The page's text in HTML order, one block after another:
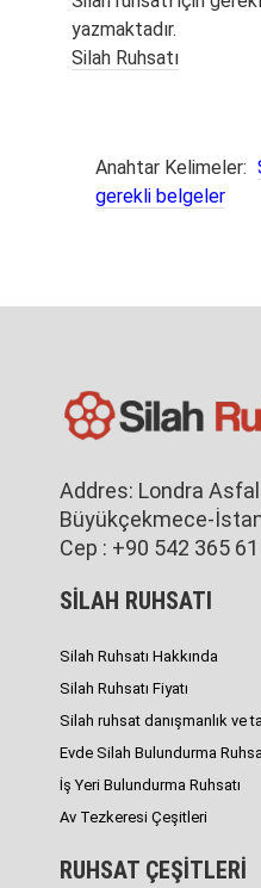
yazmaktadır.
Silah Ruhsatı
Anahtar Kelimeler:
gerekli belgeler
Addres: Londra
Büyükçekmece-
Cep : +90 542 365
SİLAH RUHSATI
Silah Ruhsatı Hakkında
Silah Ruhsatı Fiyatı
Silah ruhsat danışmanlık ve
Evde Silah Bulundurma
İş Yeri Bulundurma Ruhsatı
Av Tezkeresi Çeşitleri
RUHSAT ÇEŞİTLERİ